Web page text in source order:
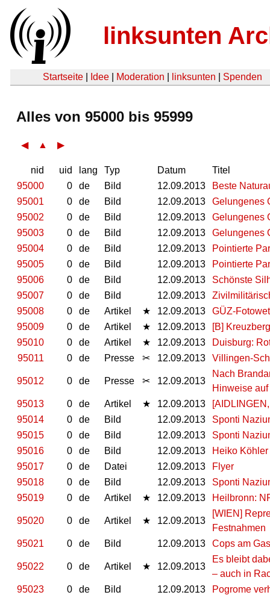
linksunten
Startseite Idee Moderation linksunten Spenden
Alles von 95000 bis 95999
◀ ▲ ▶
nid uid lang Typ Datum
Titel
95000
0 de Bild 12.09.2013
Beste
95001
0 de Bild 12.09.2013
Gelungenes
95002
0 de Bild 12.09.2013
Gelungenes
95003
0 de Bild 12.09.2013
Gelungenes
95004
0 de Bild 12.09.2013
Pointierte
95005
0 de Bild 12.09.2013
Pointierte
95006
0 de Bild 12.09.2013
Schönste
95007
0 de Bild 12.09.2013
95008
0 de Artikel ★ 12.09.2013
GÜZ-
95009
0 de Artikel ★ 12.09.2013
[B]
95010
0 de Artikel ★ 12.09.2013
Duisburg:
95011
0 de Presse ✂ 12.09.2013 Villingen-
95012 0 de Presse ✂ 12.09.2013
Nach
Hinweise
95013
0 de Artikel ★ 12.09.2013
95014
0 de Bild 12.09.2013
Sponti
95015
0 de Bild 12.09.2013
Sponti
95016
0 de Bild 12.09.2013
Heiko
95017
0 de Datei 12.09.2013
Flyer
95018
0 de Bild 12.09.2013
Sponti
95019
0 de Artikel ★ 12.09.2013 Heilbronn:
95020 0 de Artikel ★ 12.09.2013
[WIEN]
Festnahmen
95021
0 de Bild 12.09.2013 Cops am
95022 0 de Artikel ★ 12.09.2013
Es bleibt
– auch in
95023
0 de Bild 12.09.2013
Pogrome